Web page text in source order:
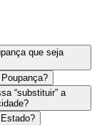
que seja
“substituir” a